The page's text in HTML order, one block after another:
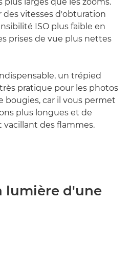
larges que les zooms.
vitesses d'obturation
ISO plus faible en
prises de vue plus nettes
un trépied
pratique pour les photos
bougies, car il vous permet
plus longues et de
des flammes.
lumière d'une